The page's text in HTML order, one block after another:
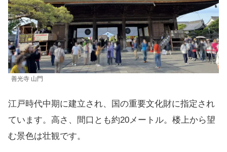
善光寺 山門
江戸時代中期に建立され、国の重要文化財に指定され
ています。高さ、間口とも約20メートル。楼上から望
む景色は壮観です。